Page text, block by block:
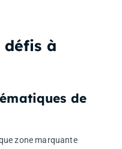
défis à
de
zone marquante